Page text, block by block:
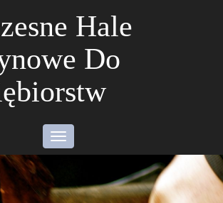
Hale
Do
Toggle
navigation